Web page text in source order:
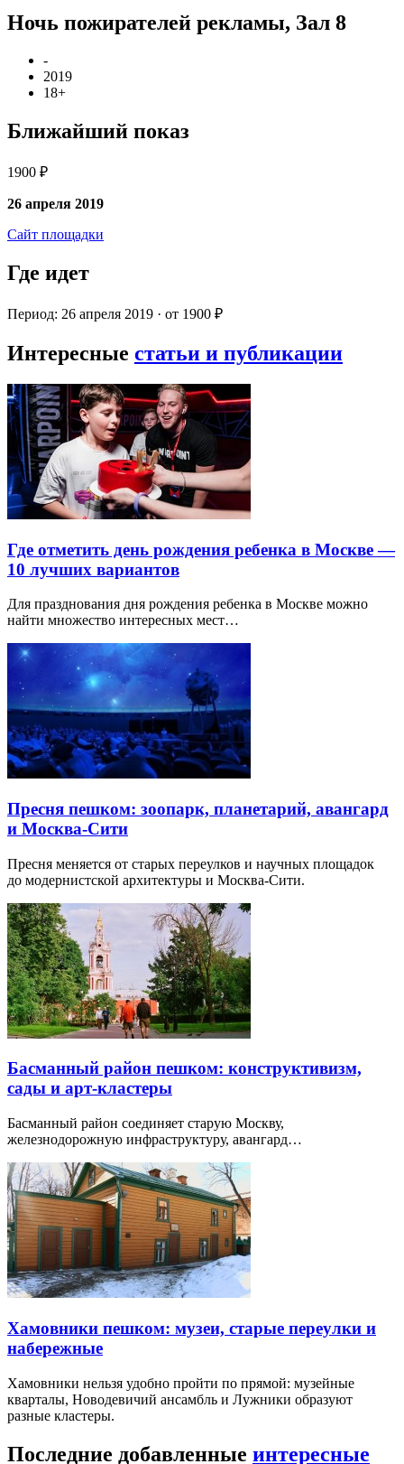
Ночь пожирателей рекламы, Зал 8
-
2019
18+
Ближайший показ
1900 ₽
26 апреля 2019
Сайт площадки
Где идет
Период: 26 апреля 2019 · от 1900 ₽
Интересные статьи и публикации
Где отметить день рождения ребенка в Москве —
10 лучших вариантов
Для празднования дня рождения ребенка в Москве можно
найти множество интересных мест…
Пресня пешком: зоопарк, планетарий, авангард
и Москва-Сити
Пресня меняется от старых переулков и научных площадок
до модернистской архитектуры и Москва-Сити.
Басманный район пешком: конструктивизм,
сады и арт-кластеры
Басманный район соединяет старую Москву,
железнодорожную инфраструктуру, авангард…
Хамовники пешком: музеи, старые переулки и
набережные
Хамовники нельзя удобно пройти по прямой: музейные
кварталы, Новодевичий ансамбль и Лужники образуют
разные кластеры.
Последние добавленные интересные